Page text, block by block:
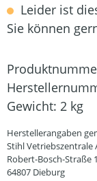
Leider ist
Sie können
Gewicht: 2 kg
Herstellerangaben
Stihl Vetriebszentrale
Robert-Bosch-Straße
64807 Dieburg